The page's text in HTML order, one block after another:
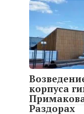
корпуса
Раздорах